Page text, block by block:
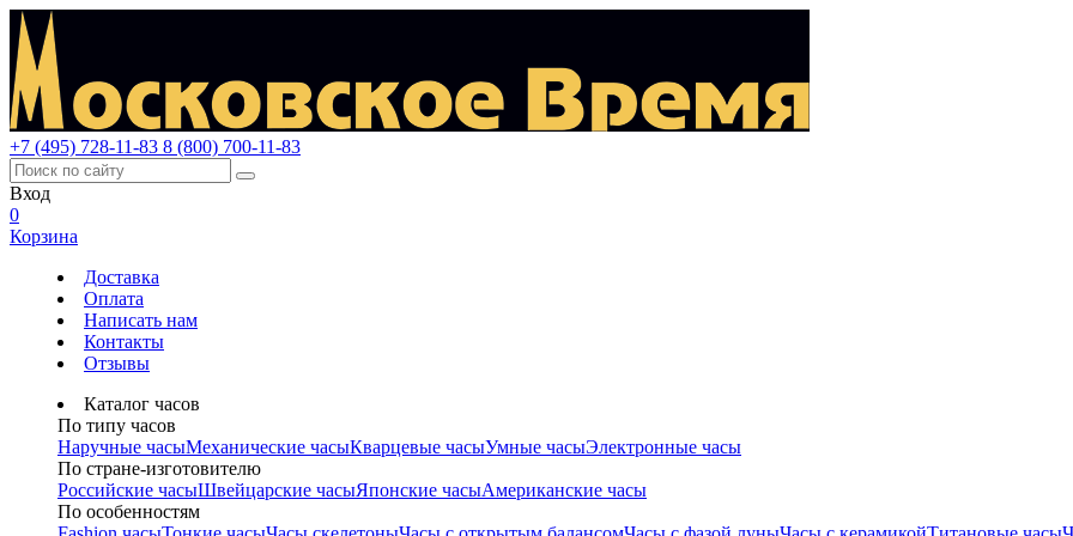
+7 (495) 728-11-83 8 (800) 700-11-83
Вход
0
Корзина
Доставка
Оплата
Написать нам
Контакты
Отзывы
Каталог часов
По типу часов
Наручные часыМеханические часыКварцевые часыУмные часыЭлектронные часы
По стране-изготовителю
Российские часыШвейцарские часыЯпонские часыАмериканские часы
По особенностям